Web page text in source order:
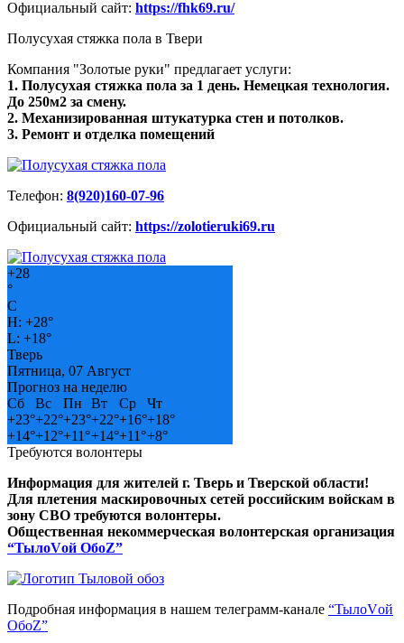
Официальный сайт: https://fhk69.ru/
Полусухая стяжка пола в Твери
Компания "Золотые руки" предлагает услуги:
1. Полусухая стяжка пола за 1 день. Немецкая технология.
До 250м2 за смену.
2. Механизированная штукатурка стен и потолков.
3. Ремонт и отделка помещений
Телефон: 8(920)160-07-96
Официальный сайт: https://zolotieruki69.ru
+28
°
C
H: +28°
L: +18°
Тверь
Пятница, 07 Август
Прогноз на неделю
Сб
Вс Пн Вт Ср
Чт
+23°+22°+23°+22°+16°+18°
+14°+12°+11°+14°+11°+8°
Требуются волонтеры
Информация для жителей г. Тверь и Тверской области!
Для плетения маскировочных сетей российским войскам в
зону СВО требуются волонтеры.
Общественная некоммерческая волонтерская организация
“ТылоVой ОбоZ”
Подробная информация в нашем телеграмм-канале “ТылоVой
ОбоZ”